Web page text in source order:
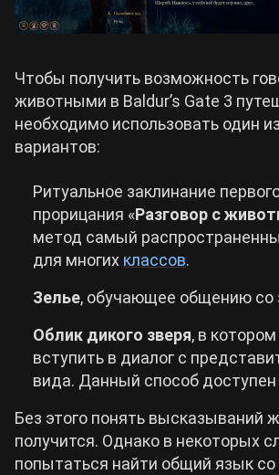
Чтобы получить возможность
животными в Baldur’s Gate 3
необходимо использовать один
вариантов:
Ритуальное заклинание
прорицания «Разговор с
метод самый
для многих классов.
Зелье, обучающее общению со
Облик дикого зверя, в
вступить в диалог с
вида. Данный способ
Без этого понять высказываний
получится. Однако в некоторых
попытаться найти общий язык со